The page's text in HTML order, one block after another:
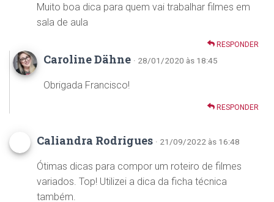
Muito boa dica para quem vai trabalhar filmes em
sala de aula
RESPONDER
Caroline Dähne · 28/01/2020 às 18:45
Obrigada Francisco!
RESPONDER
Caliandra Rodrigues · 21/09/2022 às 16:48
Ótimas dicas para compor um roteiro de filmes
variados. Top! Utilizei a dica da ficha técnica
também.